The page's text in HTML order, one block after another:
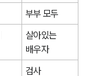
부부 모두
살아있는
배우자
검사